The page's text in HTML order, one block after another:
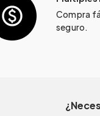
Compra
seguro.